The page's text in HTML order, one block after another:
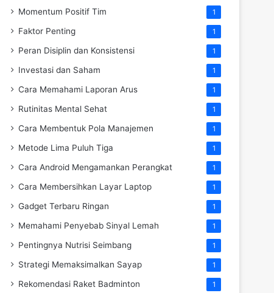
Momentum Positif Tim 1
Faktor Penting 1
Peran Disiplin dan Konsistensi 1
Investasi dan Saham 1
Cara Memahami Laporan Arus 1
Rutinitas Mental Sehat 1
Cara Membentuk Pola Manajemen 1
Metode Lima Puluh Tiga 1
Cara Android Mengamankan Perangkat 1
Cara Membersihkan Layar Laptop 1
Gadget Terbaru Ringan 1
Memahami Penyebab Sinyal Lemah 1
Pentingnya Nutrisi Seimbang 1
Strategi Memaksimalkan Sayap 1
Rekomendasi Raket Badminton 1